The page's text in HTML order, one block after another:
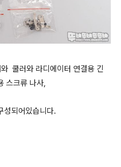
쿨러와 라디에이터 연결용 긴
스크류 나사,
성되어있습니다.